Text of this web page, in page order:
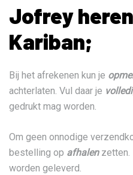
Jofrey
Kariban;
Bij het afrekenen kun je
achterlaten. Vul daar je
gedrukt mag worden.
Om geen onnodige
bestelling op afhalenzetten.
worden geleverd.